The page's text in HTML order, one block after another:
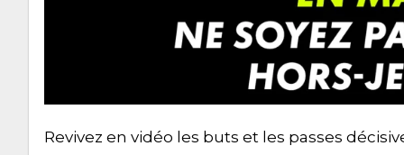
Revivez en vidéo les buts et les passes